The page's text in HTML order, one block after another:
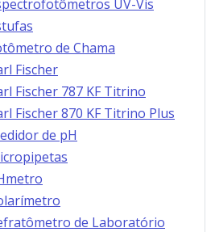
UV-Vis
de Chama
Fischer
Fischer 787 KF Titrino
Fischer 870 KF Titrino Plus
de pH
de Laboratório